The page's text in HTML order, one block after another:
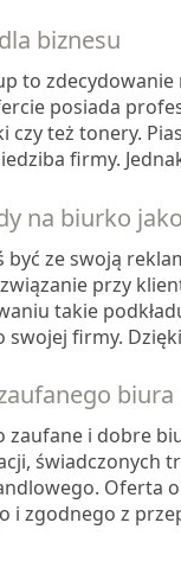
biznesu
to
posiada
czy też tonery.
firmy.
na biurko
być ze swoją
przy
takie
swojej firmy.
zaufane i dobre
świadczonych
Oferta
i zgodnego z